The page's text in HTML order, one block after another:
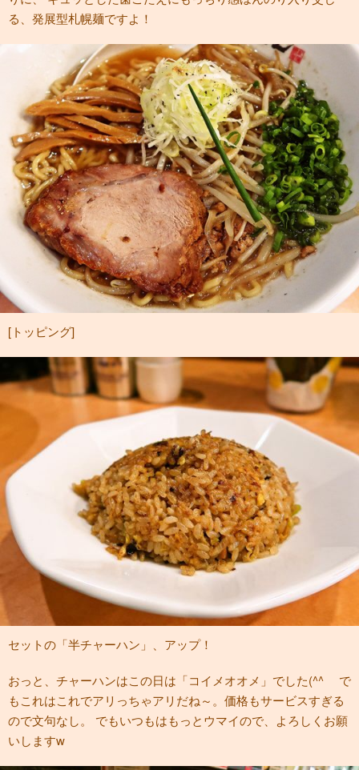
る、発展型札幌麺ですよ！
[トッピング]
セットの「半チャーハン」、アップ！
おっと、チャーハンはこの日は「コイメオオメ」でした(^^ゞ で
もこれはこれでアリっちゃアリだね～。価格もサービスすぎる
ので文句なし。 でもいつもはもっとウマイので、よろしくお願
いしますw